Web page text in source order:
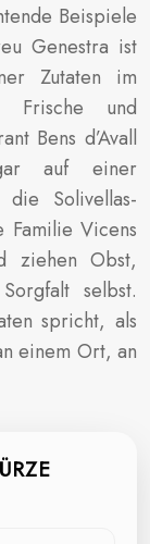
Beispiele
Genestra ist
Zutaten im
Frische und
Bens d’Avall
auf einer
die Solivellas-
Familie Vicens
ziehen Obst,
selbst.
spricht, als
einem Ort, an